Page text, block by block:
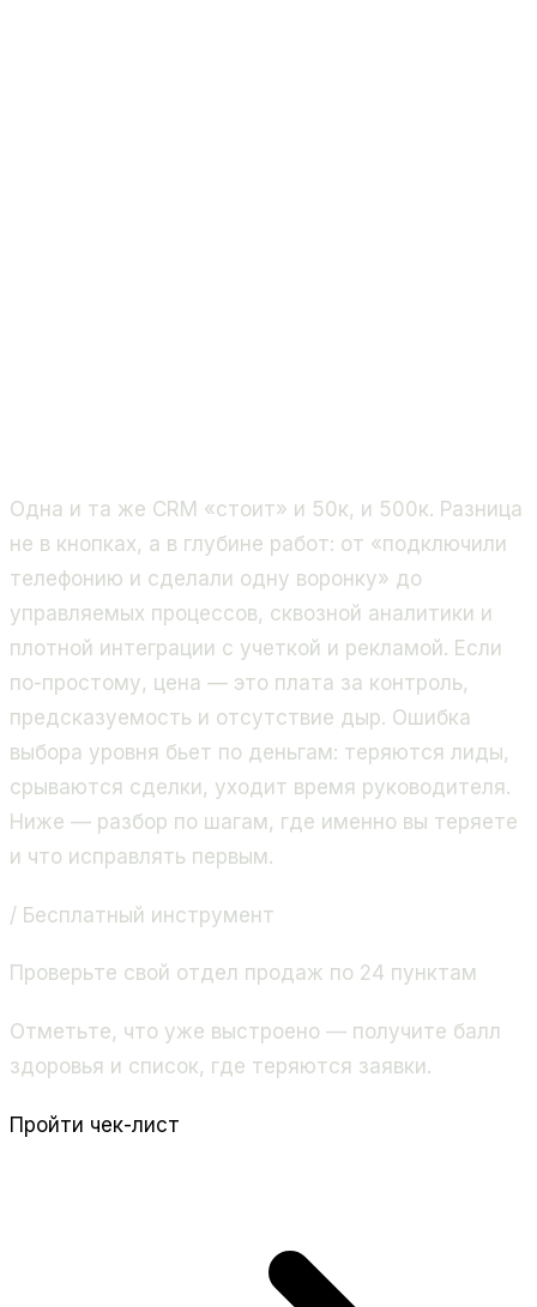
Одна и та же CRM «стоит» и 50к, и 500к. Разница
не в кнопках, а в глубине работ: от «подключили
телефонию и сделали одну воронку» до
управляемых процессов, сквозной аналитики и
плотной интеграции с учеткой и рекламой. Если
по-простому, цена — это плата за контроль,
предсказуемость и отсутствие дыр. Ошибка
выбора уровня бьет по деньгам: теряются лиды,
срываются сделки, уходит время руководителя.
Ниже — разбор по шагам, где именно вы теряете
и что исправлять первым.
/ Бесплатный инструмент
Проверьте свой отдел продаж по 24 пунктам
Отметьте, что уже выстроено — получите балл
здоровья и список, где теряются заявки.
Пройти чек-лист